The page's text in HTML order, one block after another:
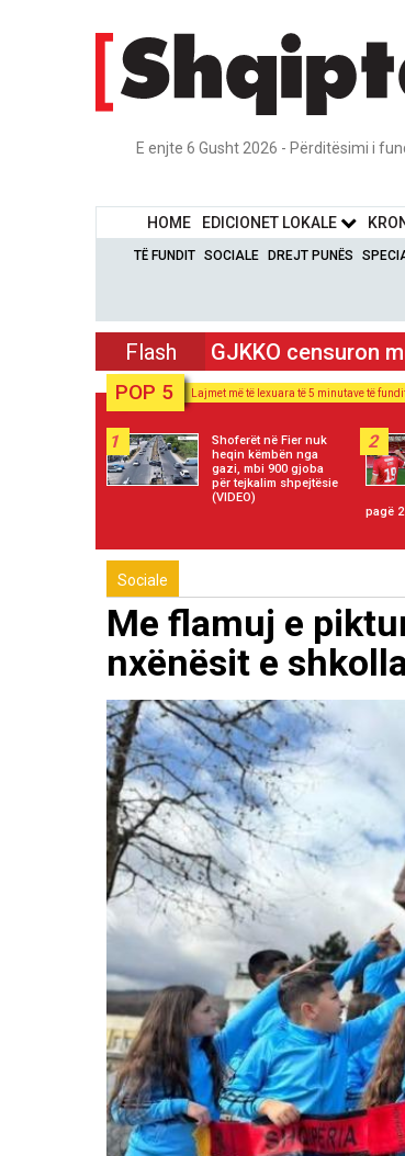
E enjte 6 Gusht 2026 - Përditësimi i
HOME EDICIONET LOKALE
TË FUNDIT SOCIALE DREJT PUNËS
Flash Rregullorja e re e
POP 5 Lajmet më të lexuara të 5 minutave të
1
Shoferët në Fier nuk
heqin këmbën nga
gazi, mbi 900 gjoba
për tejkalim shpejtësie
(VIDEO)
2
pagë
Sociale
Me flamuj e
nxënësit e